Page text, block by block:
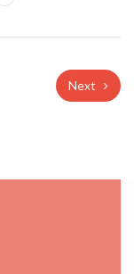
Next